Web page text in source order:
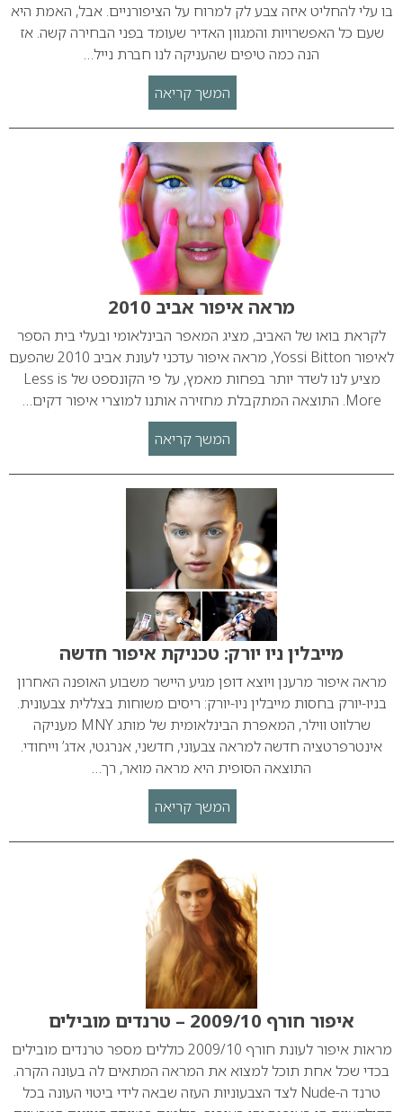
בו עלי להחליט איזה צבע לק למרוח על הציפורניים. אבל, האמת היא
שעם כל האפשרויות והמגוון האדיר שעומד בפני הבחירה קשה. אז
הנה כמה טיפים שהעניקה לנו חברת נייל…
המשך קריאה
מראה איפור אביב 2010
לקראת בואו של האביב, מציג המאפר הבינלאומי ובעלי בית הספר
לאיפור Yossi Bitton, מראה איפור עדכני לעונת אביב 2010 שהפעם
מציע לנו לשדר יותר בפחות מאמץ, על פי הקונספט של Less is
More. התוצאה המתקבלת מחזירה אותנו למוצרי איפור דקים…
המשך קריאה
מייבלין ניו יורק: טכניקת איפור חדשה
מראה איפור מרענן ויוצא דופן מגיע היישר משבוע האופנה האחרון
בניו-יורק בחסות מייבלין ניו-יורק: ריסים משוחות בצללית צבעונית.
שרלווט ווילר, המאפרת הבינלאומית של מותג MNY מעניקה
אינטרפרטציה חדשה למראה צבעוני, חדשני, אנרגטי, אדג’ וייחודי.
התוצאה הסופית היא מראה מואר, רך…
המשך קריאה
איפור חורף 2009/10 – טרנדים מובילים
מראות איפור לעונת חורף 2009/10 כוללים מספר טרנדים מובילים
בכדי שכל אחת תוכל למצוא את המראה המתאים לה בעונה הקרה.
טרנד ה-Nude לצד הצבעוניות העזה שבאה לידי ביטוי העונה בכל